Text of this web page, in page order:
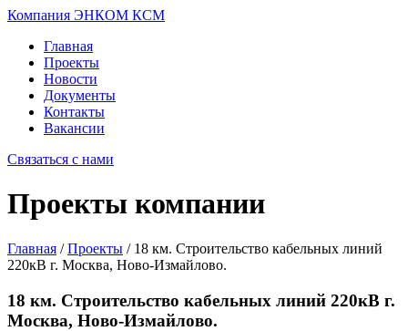
Компания ЭНКОМ КСМ
Главная
Проекты
Новости
Документы
Контакты
Вакансии
Связаться с нами
Проекты компании
Главная /Проекты / 18 км. Строительство кабельных линий
220кВ г. Москва, Ново-Измайлово.
18 км. Строительство кабельных линий 220кВ г.
Москва, Ново-Измайлово.